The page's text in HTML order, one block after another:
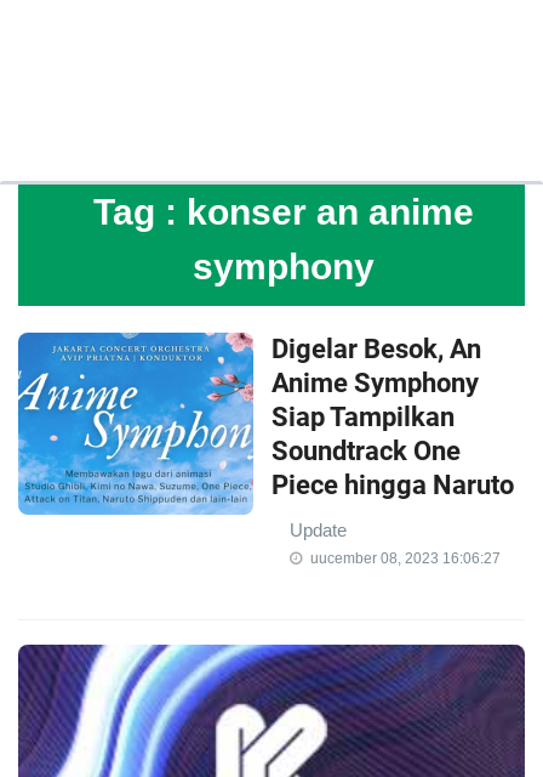
Tag : konser an anime
symphony
Digelar Besok, An
Anime Symphony
Siap Tampilkan
Soundtrack One
Piece hingga Naruto
Update
uucember 08, 2023 16:06:27